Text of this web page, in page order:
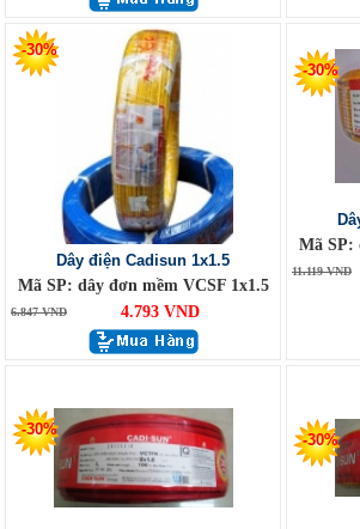
-30%
Dây điện Cadisun 1x1.5
Mã SP: dây đơn mềm VCSF 1x1.5
6.847 VND 4.793 VND
-30%
Mã SP:
11.119 VND
-30%
-30%